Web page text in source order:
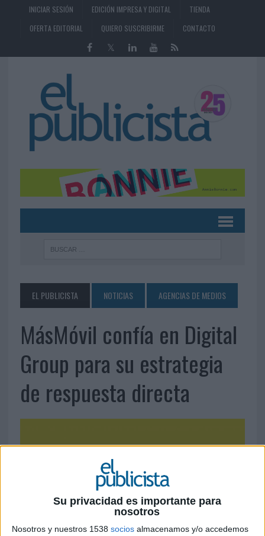
Su privacidad es importante para
nosotros
Nosotros y nuestros 1538 socios almacenamos y/o accedemos
INICIAR SESIÓN EDICIÓN IMPRESA Y DIGITAL
TIENDA
OFERTA EDITORIAL
QUIERO SUSCRIBIRME CONTACTO
EL PUBLICISTA NOTICIAS AGENCIAS DE MEDIOS
MásMóvil confía en Digital
Group para su estrategia
de respuesta directa
25 DE SEPTIEMBRE DE 2015